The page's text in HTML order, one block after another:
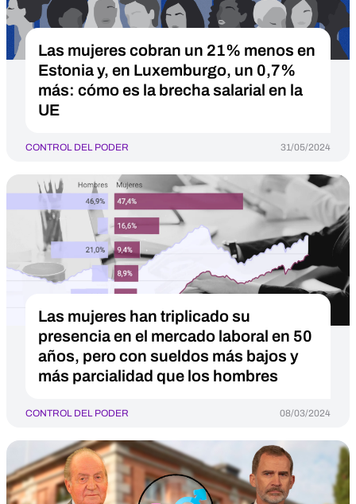
Las mujeres cobran un 21% menos en
Estonia y, en Luxemburgo, un 0,7%
más: cómo es la brecha salarial en la
UE
CONTROL DEL PODER 31/05/2024
Las mujeres han triplicado su
presencia en el mercado laboral en 50
años, pero con sueldos más bajos y
más parcialidad que los hombres
CONTROL DEL PODER 08/03/2024